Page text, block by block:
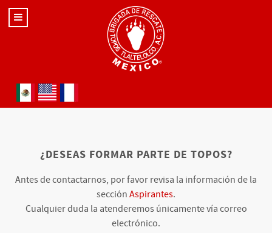
Seleccione su idioma
¿DESEAS FORMAR PARTE DE TOPOS?
Antes de contactarnos, por favor revisa la información de la
sección Aspirantes.
Cualquier duda la atenderemos únicamente vía correo
electrónico.